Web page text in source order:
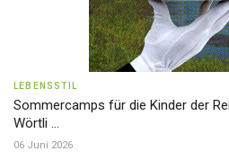
LEBENSSTIL
Sommercamps für die Kinder der
Wörtli ...
06 Juni 2026